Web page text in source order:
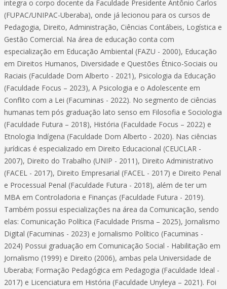
integra o corpo docente da Faculdade Presidente Antônio Carlos
(FUPAC/UNIPAC-Uberaba), onde já lecionou para os cursos de
Pedagogia, Direito, Administração, Ciências Contábeis, Logística e
Gestão Comercial. Na área de educação conta com
especialização em Educação Ambiental (FAZU - 2000), Educação
em Direitos Humanos, Diversidade e Questões Étnico-Sociais ou
Raciais (Faculdade Dom Alberto - 2021), Psicologia da Educação
(Faculdade Focus – 2023), A Psicologia e o Adolescente em
Conflito com a Lei (Facuminas - 2022). No segmento de ciências
humanas tem pós graduação lato senso em Filosofia e Sociologia
(Faculdade Futura – 2018), História (Faculdade Focus – 2022) e
Etnologia Indígena (Faculdade Dom Alberto - 2020). Nas ciências
jurídicas é especializado em Direito Educacional (CEUCLAR -
2007), Direito do Trabalho (UNIP - 2011), Direito Administrativo
(FACEL - 2017), Direito Empresarial (FACEL - 2017) e Direito Penal
e Processual Penal (Faculdade Futura - 2018), além de ter um
MBA em Controladoria e Finanças (Faculdade Futura - 2019).
Também possui especializações na área da Comunicação, sendo
elas: Comunicação Política (Faculdade Prisma – 2025), Jornalismo
Digital (Facuminas - 2023) e Jornalismo Político (Facuminas -
2024) Possui graduação em Comunicação Social - Habilitação em
Jornalismo (1999) e Direito (2006), ambas pela Universidade de
Uberaba; Formação Pedagógica em Pedagogia (Faculdade Ideal -
2017) e Licenciatura em História (Faculdade Unyleya – 2021). Foi